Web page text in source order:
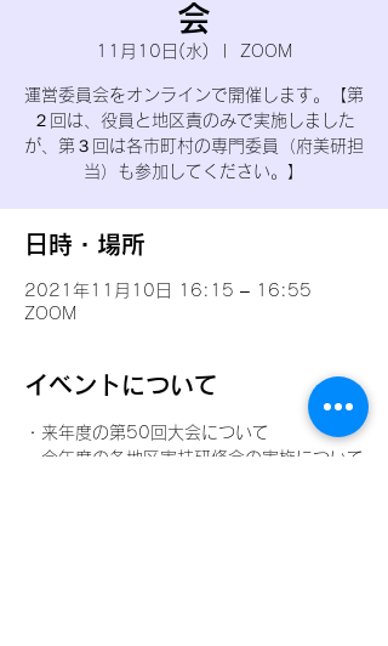
会
11月10日(水) ZOOM
運営委員会をオンラインで開催します。【第
２回は、役員と地区責のみで実施しました
が、第３回は各市町村の専門委員（府美研担
当）も参加してください。】
日時・場所
2021年11月10日 16:15 – 16:55
ZOOM
イベントについて
・来年度の第50回大会について
・今年度の各地区実技研修会の実施について